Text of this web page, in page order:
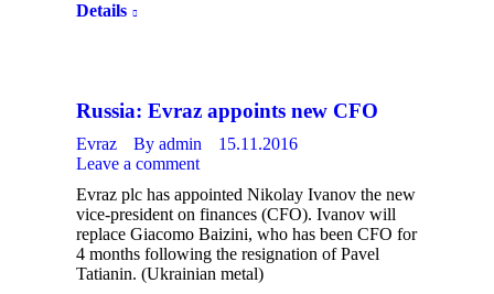
Details
Russia: Evraz appoints new CFO
Evraz By admin
15.11.2016
Leave a comment
Evraz plc has appointed Nikolay Ivanov the new
vice-president on finances (CFO). Ivanov will
replace Giacomo Baizini, who has been CFO for
4 months following the resignation of Pavel
Tatianin. (Ukrainian metal)